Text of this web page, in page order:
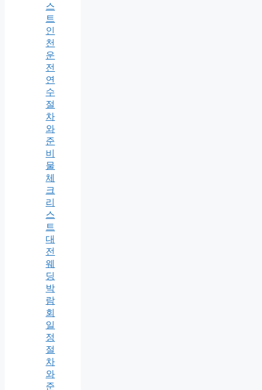
스
트
인
천
운
전
연
수
절
차
와
준
비
물
체
크
리
스
트
대
전
웨
딩
박
람
회
일
정
절
차
와
준